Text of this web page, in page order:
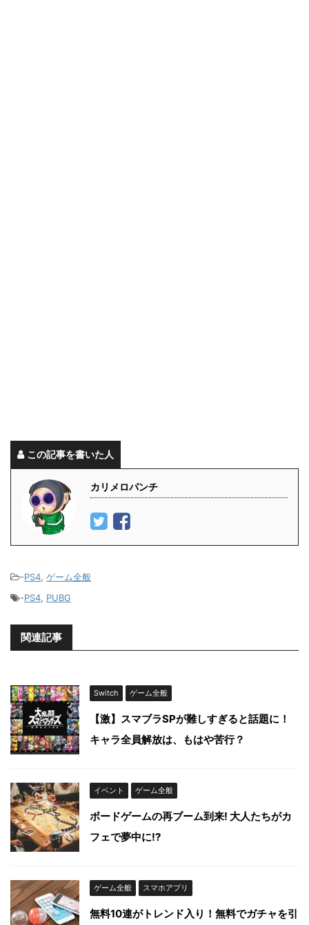
この記事を書いた人
カリメロパンチ
-PS4, ゲーム全般
-PS4, PUBG
関連記事
Switch ゲーム全般
【激】スマブラSPが難しすぎると話題に！
キャラ全員解放は、もはや苦行？
イベント ゲーム全般
ボードゲームの再ブーム到来! 大人たちがカ
フェで夢中に!?
ゲーム全般 スマホアプリ
無料10連がトレンド入り！無料でガチャを引